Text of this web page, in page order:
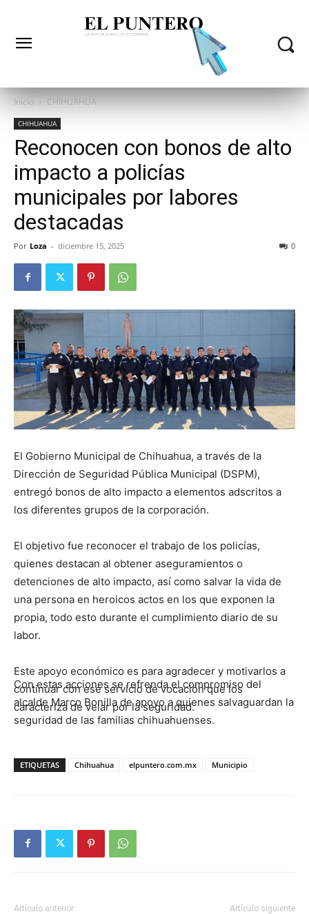
Inicio CHIHUAHUA
CHIHUAHUA
Reconocen con bonos de alto
impacto a policías
municipales por labores
destacadas
Por Loza - diciembre 15, 2025 0
El Gobierno Municipal de Chihuahua, a través de la
Dirección de Seguridad Pública Municipal (DSPM),
entregó bonos de alto impacto a elementos adscritos a
los diferentes grupos de la corporación.
El objetivo fue reconocer el trabajo de los policías,
quienes destacan al obtener aseguramientos o
detenciones de alto impacto, así como salvar la vida de
una persona en heroicos actos en los que exponen la
propia, todo esto durante el cumplimiento diario de su
labor.
Este apoyo económico es para agradecer y motivarlos a
continuar con ese servicio de vocación que los
caracteriza de velar por la seguridad.
Con estas acciones se refrenda el compromiso del
alcalde Marco Bonilla de apoyo a quienes salvaguardan la
seguridad de las familias chihuahuenses.
ETIQUETAS Chihuahua elpuntero.com.mx Municipio
Artículo anterior Artículo siguiente